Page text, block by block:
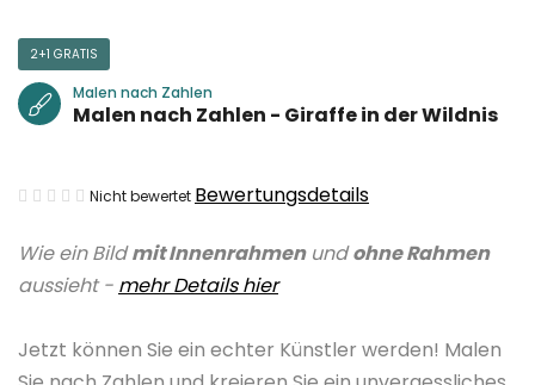
Wie ein Bildmit Innenrahmenundohne Rahmen
aussieht - mehr Details hier
Jetzt können Sie ein echter Künstler werden! Malen
2+1 GRATIS
Malen nach Zahlen
Malen nach Zahlen - Giraffe in der Wildnis
Die
Produktbewertung
ist
von
Nicht bewertet Bewertungsdetails